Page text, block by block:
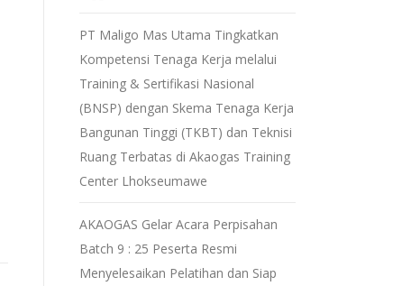
PT Maligo Mas Utama Tingkatkan
Kompetensi Tenaga Kerja melalui
Training & Sertifikasi Nasional
(BNSP) dengan Skema Tenaga Kerja
Bangunan Tinggi (TKBT) dan Teknisi
Ruang Terbatas di Akaogas Training
Center Lhokseumawe
AKAOGAS Gelar Acara Perpisahan
Batch 9 : 25 Peserta Resmi
Menyelesaikan Pelatihan dan Siap